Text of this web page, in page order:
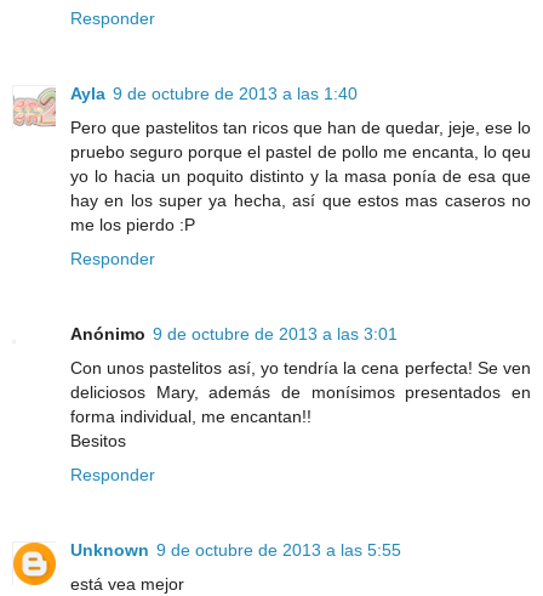
Responder
Ayla 9 de octubre de 2013 a las 1:40
Pero que pastelitos tan ricos que han de quedar, jeje, ese lo
pruebo seguro porque el pastel de pollo me encanta, lo qeu
yo lo hacia un poquito distinto y la masa ponía de esa que
hay en los super ya hecha, así que estos mas caseros no
me los pierdo :P
Responder
Anónimo 9 de octubre de 2013 a las 3:01
Con unos pastelitos así, yo tendría la cena perfecta! Se ven
deliciosos Mary, además de monísimos presentados en
forma individual, me encantan!!
Besitos
Responder
Unknown 9 de octubre de 2013 a las 5:55
está vea mejor